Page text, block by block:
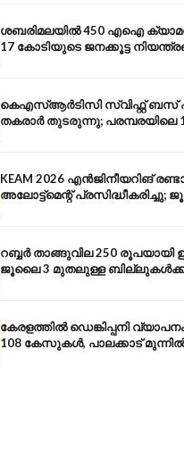
ശബരിമലയിൽ 450 എഐ
17 കോടിയുടെ ജനക്കൂട്ട
കെഎസ്ആർടിസി സ്വിഫ്റ്റ് ബസ്
തകരാർ തുടരുന്നു; പരമ്പരയിലെ
KEAM 2026 എൻജിനീയറിങ്
അലോട്ട്മെന്റ് പ്രസിദ്ധീകരിച്ചു;
റബ്ബർ താങ്ങുവില 250 രൂപയായി
ജൂലൈ 3 മുതലുള്ള ബില്ലുകൾക്ക്
കേരളത്തിൽ ഡെങ്കിപ്പനി
108 കേസുകൾ, പാലക്കാട്